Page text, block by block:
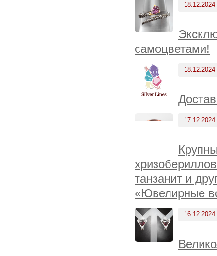
18.12.2024
самоцветами!
18.12.2024
17.12.2024
танзанит и
«Ювелирные
16.12.2024